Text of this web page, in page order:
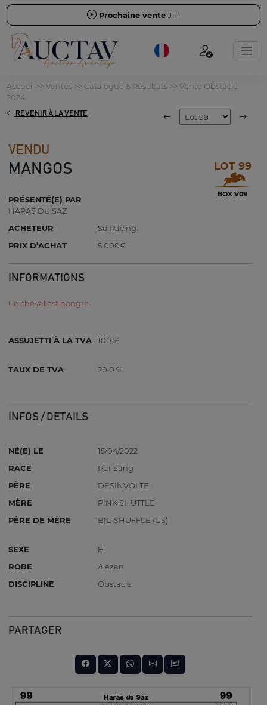
Prochaine vente J-11
Accueil >> Ventes>> Catalogue & Résultats>> Vente Obstacle
2024
REVENIR À LA VENTE
VENDU
MANGOS LOT 99
BOX V09
PRÉSENTÉ(E) PAR
HARAS DU SAZ
ACHETEUR
Sd Racing
PRIX D’ACHAT
5 000€
INFORMATIONS
Ce cheval est hongre.
ASSUJETTI À LA TVA 100 %
TAUX DE TVA 20.0 %
INFOS / DETAILS
NÉ(E) LE
15/04/2022
RACE
Pur Sang
PÈRE
DESINVOLTE
MÈRE
PINK SHUTTLE
PÈRE DE MÈRE
BIG SHUFFLE (US)
SEXE
H
ROBE
Alezan
DISCIPLINE
Obstacle
PARTAGER